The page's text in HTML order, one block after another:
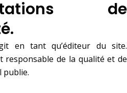
de
en tant qu’éditeur du site.
responsable de la qualité et de
publie.